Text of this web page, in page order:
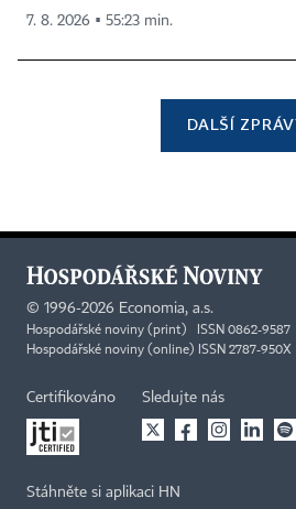
7. 8. 2026 ▪ 55:23 min.
DALŠÍ
© 1996-2026 Economia, a.s.
Hospodářské noviny (print) ISSN 0862-9587
Hospodářské noviny (online) ISSN 2787-950X
Certifikováno Sledujte nás
Stáhněte si aplikaci HN